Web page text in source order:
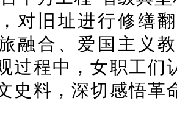
对旧址进行修缮
融合、爱国主义
过程中，女职工们
史料，深切感悟革